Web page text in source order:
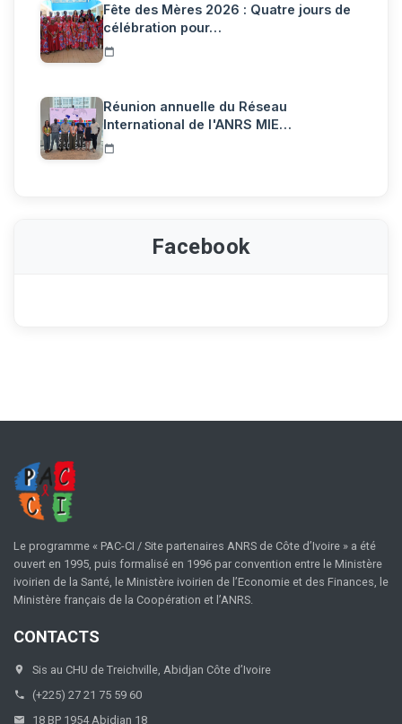
Fête des Mères 2026 : Quatre jours de
célébration pour…
Réunion annuelle du Réseau
International de l'ANRS MIE…
Facebook
Le programme « PAC-CI / Site partenaires ANRS de Côte d’Ivoire » a été
ouvert en 1995, puis formalisé en 1996 par convention entre le Ministère
ivoirien de la Santé, le Ministère ivoirien de l’Economie et des Finances, le
Ministère français de la Coopération et l’ANRS.
CONTACTS
Sis au CHU de Treichville, Abidjan Côte d’Ivoire
(+225) 27 21 75 59 60
18 BP 1954 Abidjan 18